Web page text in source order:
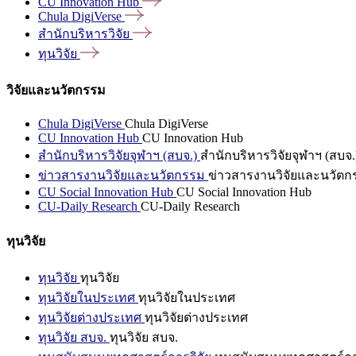
Chula DigiVerse
สำนักบริหารวิจัย
ทุนวิจัย
วิจัยและนวัตกรรม
Chula DigiVerse Chula DigiVerse
CU Innovation Hub CU Innovation Hub
สำนักบริหารวิจัยจุฬาฯ (สบจ.) สำนักบริหารวิจัยจุฬาฯ (สบจ
ข่าวสารงานวิจัยและนวัตกรรม ข่าวสารงานวิจัยและนวัตก
CU Social Innovation Hub CU Social Innovation Hub
CU-Daily Research CU-Daily Research
ทุนวิจัย
ทุนวิจัย ทุนวิจัย
ทุนวิจัยในประเทศ ทุนวิจัยในประเทศ
ทุนวิจัยต่างประเทศ ทุนวิจัยต่างประเทศ
ทุนวิจัย สบจ. ทุนวิจัย สบจ.